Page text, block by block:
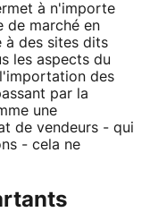
à n'importe
de marché en
à des sites dits
les aspects du
des
par la
une
de vendeurs - qui
- cela ne